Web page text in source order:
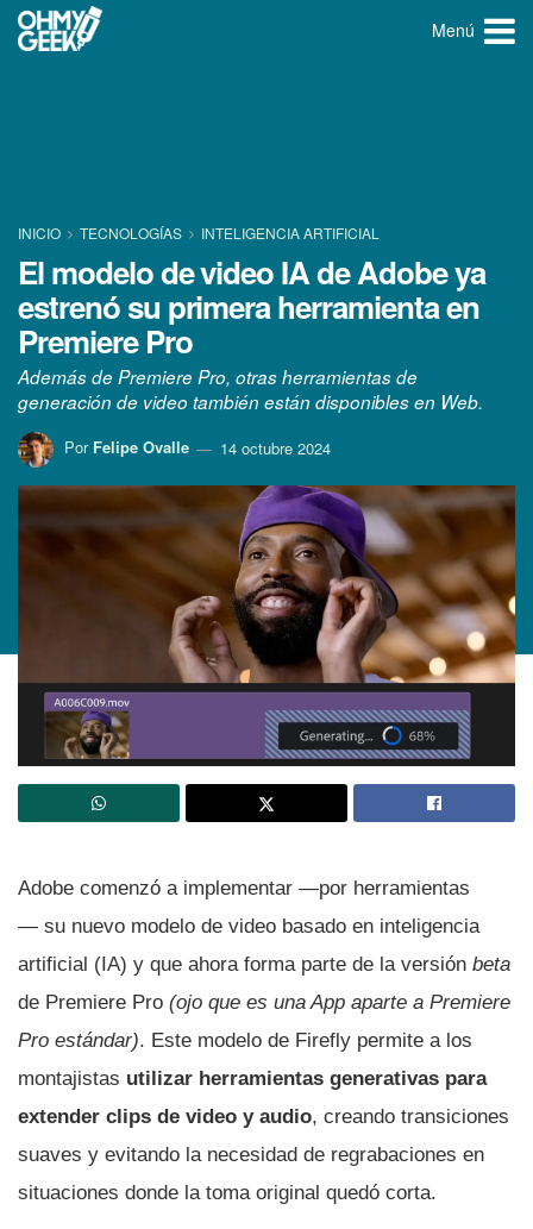
Menú
INICIO TECNOLOGÍ­AS INTELIGENCIA ARTIFICIAL
El modelo de video IA de Adobe ya
estrenó su primera herramienta en
Premiere Pro
Además de Premiere Pro, otras herramientas de
generación de video también están disponibles en Web.
Por Felipe Ovalle 14 octubre 2024
Adobe comenzó a implementar —por herramientas
— su nuevo modelo de video basado en inteligencia
artificial (IA) y que ahora forma parte de la versión beta
de Premiere Pro (ojo que es una App aparte a Premiere
Pro estándar). Este modelo de Firefly permite a los
montajistas utilizar herramientas generativas para
extender clips de video y audio, creando transiciones
suaves y evitando la necesidad de regrabaciones en
situaciones donde la toma original quedó corta.